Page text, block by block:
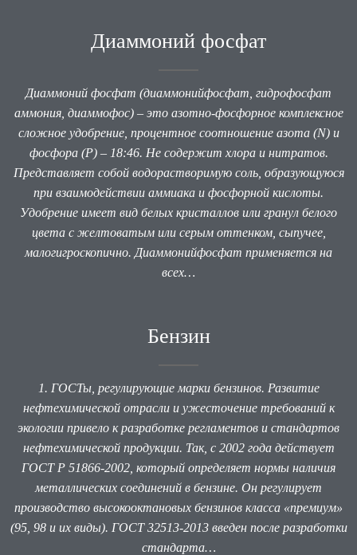
Диаммоний фосфат
Диаммоний фосфат (диаммонийфосфат, гидрофосфат
аммония, диаммофос) – это азотно-фосфорное комплексное
сложное удобрение, процентное соотношение азота (N) и
фосфора (P) – 18:46. Не содержит хлора и нитратов.
Представляет собой водорастворимую соль, образующуюся
при взаимодействии аммиака и фосфорной кислоты.
Удобрение имеет вид белых кристаллов или гранул белого
цвета с желтоватым или серым оттенком, сыпучее,
малогигроскопично. Диаммонийфосфат применяется на
всех…
Бензин
1. ГОСТы, регулирующие марки бензинов. Развитие
нефтехимической отрасли и ужесточение требований к
экологии привело к разработке регламентов и стандартов
нефтехимической продукции. Так, с 2002 года действует
ГОСТ Р 51866-2002, который определяет нормы наличия
металлических соединений в бензине. Он регулирует
производство высокооктановых бензинов класса «премиум»
(95, 98 и их виды). ГОСТ 32513-2013 введен после разработки
стандарта…